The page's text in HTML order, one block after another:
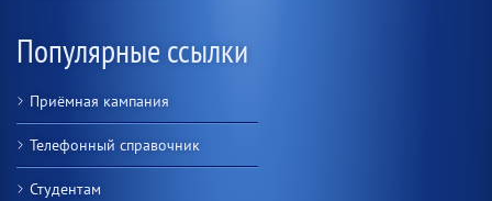
Популярные ссылки
Приёмная кампания
Телефонный справочник
Студентам